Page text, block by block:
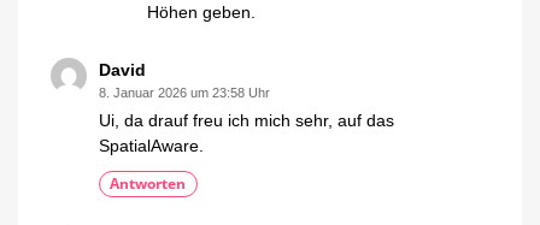
Höhen geben.
David
8. Januar 2026 um 23:58 Uhr
Ui, da drauf freu ich mich sehr, auf das
SpatialAware.
Antworten